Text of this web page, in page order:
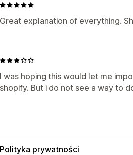
Great explanation of everything.
I was hoping this would let me
shopify. But i do not see a way to
Polityka prywatności